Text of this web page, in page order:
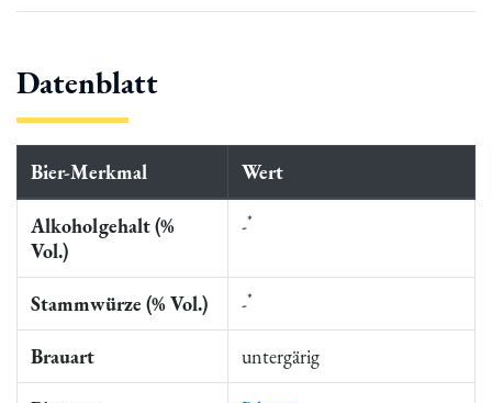
Datenblatt
Bier-Merkmal Wert
Alkoholgehalt (%
Vol.)
-*
Stammwürze (% Vol.) -*
Brauart untergärig